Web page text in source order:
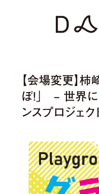
【会場変更】
ぼ！」 – 世界
ンスプロジェ